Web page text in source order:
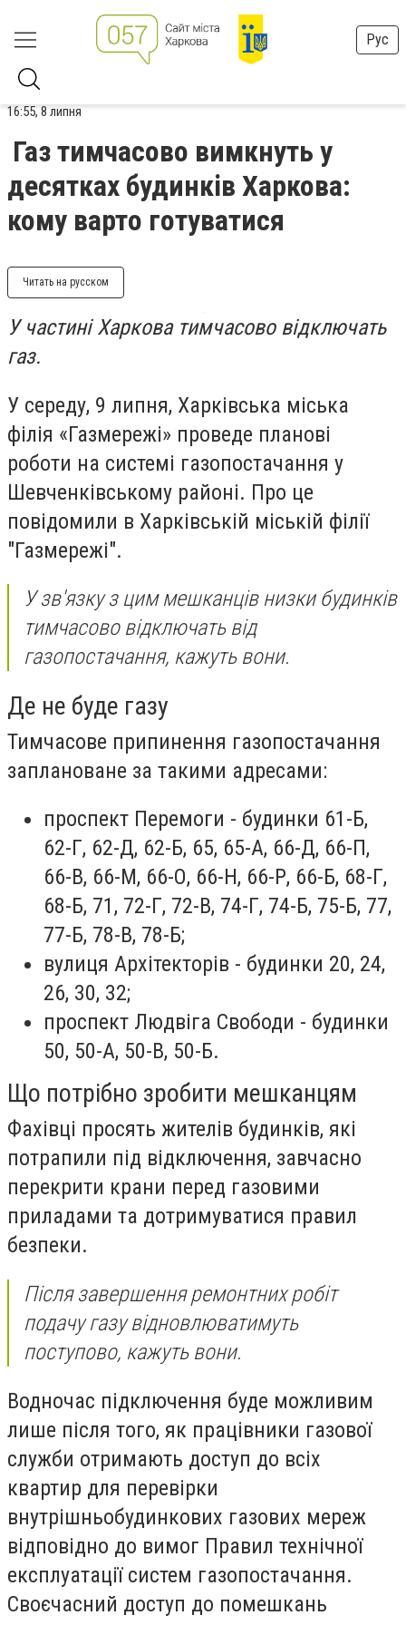
Рус
16:55, 8 липня
Газ тимчасово вимкнуть у
десятках будинків Харкова:
кому варто готуватися
Читать на русском
У частині Харкова тимчасово відключать
газ.
У середу, 9 липня, Харківська міська
філія «Газмережі» проведе планові
роботи на системі газопостачання у
Шевченківському районі. Про це
повідомили в Харківській міській філії
"Газмережі".
У зв'язку з цим мешканців низки будинків
тимчасово відключать від
газопостачання, кажуть вони.
Де не буде газу
Тимчасове припинення газопостачання
заплановане за такими адресами:
проспект Перемоги - будинки 61-Б,
62-Г, 62-Д, 62-Б, 65, 65-А, 66-Д, 66-П,
66-В, 66-М, 66-О, 66-Н, 66-Р, 66-Б, 68-Г,
68-Б, 71, 72-Г, 72-В, 74-Г, 74-Б, 75-Б, 77,
77-Б, 78-В, 78-Б;
вулиця Архітекторів - будинки 20, 24,
26, 30, 32;
проспект Людвіга Свободи - будинки
50, 50-А, 50-В, 50-Б.
Що потрібно зробити мешканцям
Фахівці просять жителів будинків, які
потрапили під відключення, завчасно
перекрити крани перед газовими
приладами та дотримуватися правил
безпеки.
Після завершення ремонтних робіт
подачу газу відновлюватимуть
поступово, кажуть вони.
Водночас підключення буде можливим
лише після того, як працівники газової
служби отримають доступ до всіх
квартир для перевірки
внутрішньобудинкових газових мереж
відповідно до вимог Правил технічної
експлуатації систем газопостачання.
Своєчасний доступ до помешкань